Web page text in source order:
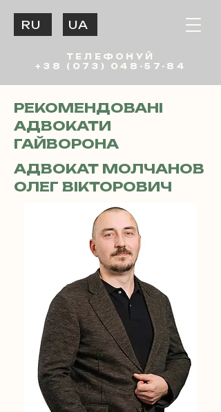
ТЕЛЕФОНУЙ
+38 (073) 048-57-84
UA
RU
РЕКОМЕНДОВАНІ
АДВОКАТИ
ГАЙВОРОНА
АДВОКАТ МОЛЧАНОВ
ОЛЕГ ВІКТОРОВИЧ